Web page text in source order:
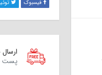
فیسبوک
پست